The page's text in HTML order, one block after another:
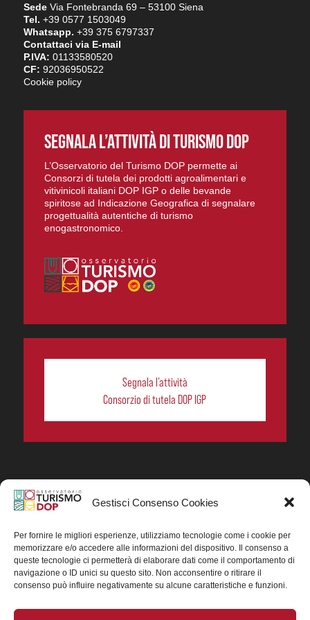
Gestisci Consenso Cookies
Per fornire le migliori esperienze, utilizziamo tecnologie come i cookie per
memorizzare e/o accedere alle informazioni del dispositivo. Il consenso a
queste tecnologie ci permetterà di elaborare dati come il comportamento di
navigazione o ID unici su questo sito. Non acconsentire o ritirare il
consenso può influire negativamente su alcune caratteristiche e funzioni.
SedeVia Fontebranda 69 – 53100 Siena
Tel. +39 0577 1503049
Whatsapp. +39 375 6797337
Contattaci via E-mail
P.IVA: 01133580520
CF: 92036950522
Cookie policy
SEGNALA L’ATTIVITÀ DI TURISMO DOP
L’Osservatorio del Turismo DOP permette ai
Consorzi di tutela dei prodotti agroalimentari e
vitivinicoli italiani DOP IGP o delle bevande
spiritose ad Indicazione Geografica di segnalare
progettualità autentiche di turismo
enogastronomico.
Segnala l’attività
Consorzio di tutela DOP IGP
In collaborazione ORIGIN ITALIA.
del turismo enogastronomico dei prodotti DOP IGP
italiani.
Concessione contributo MASAF DM n. 0311719 del
15/06/2023
Concessione contributo MASAF, DM n. 0016662 del
15/01/2025 (CUP J88H24002560007)